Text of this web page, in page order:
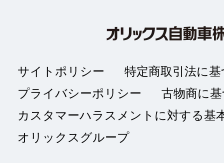
サイトポリシー
特定商取引法に
プライバシーポリシー
古物商に
カスタマーハラスメントに対する基
オリックスグループ